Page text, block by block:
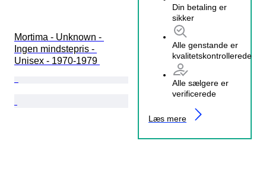
Din betaling er
sikker
Alle genstande er
kvalitetskontrollerede
Alle sælgere er
verificerede
Læs mere
Mortima - Unknown -
Ingen mindstepris -
Unisex - 1970-1979